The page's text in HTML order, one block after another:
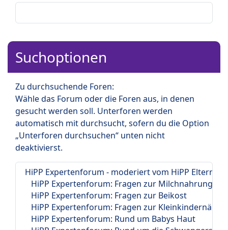
Suchoptionen
Zu durchsuchende Foren:
Wähle das Forum oder die Foren aus, in denen
gesucht werden soll. Unterforen werden
automatisch mit durchsucht, sofern du die Option
„Unterforen durchsuchen“ unten nicht
deaktivierst.